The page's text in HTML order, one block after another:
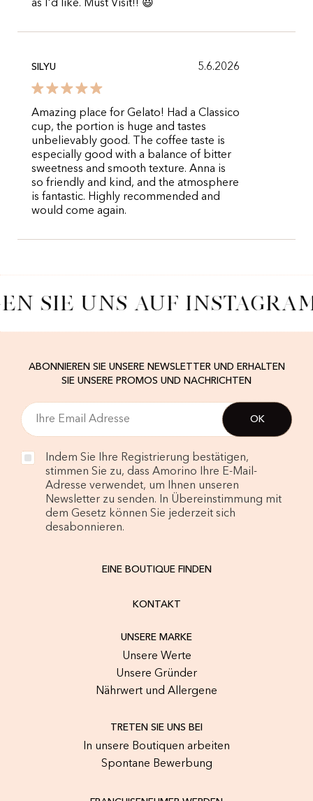
as I'd like. Must Visit!! 😃
SILYU 5.6.2026
Amazing place for Gelato! Had a Classico
cup, the portion is huge and tastes
unbelievably good. The coffee taste is
especially good with a balance of bitter
sweetness and smooth texture. Anna is
so friendly and kind, and the atmosphere
is fantastic. Highly recommended and
would come again.
SIE UNS AUF
ABONNIEREN SIE UNSERE NEWSLETTER UND ERHALTEN
SIE UNSERE PROMOS UND NACHRICHTEN
Indem Sie Ihre Registrierung bestätigen,
stimmen Sie zu, dass Amorino Ihre E-Mail-
Adresse verwendet, um Ihnen unseren
Newsletter zu senden. In Übereinstimmung mit
dem Gesetz können Sie jederzeit sich
desabonnieren.
EINE BOUTIQUE FINDEN
KONTAKT
UNSERE MARKE
Unsere Werte
Unsere Gründer
Nährwert und Allergene
TRETEN SIE UNS BEI
In unsere Boutiquen arbeiten
Spontane Bewerbung